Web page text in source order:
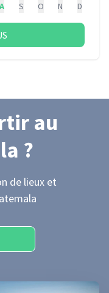
A S O N D
au
?
de lieux et